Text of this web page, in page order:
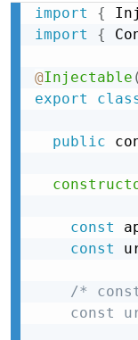
import
{
import
{
@Injectable (
export
public
const
const
/*
const